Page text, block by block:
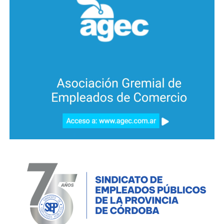
Alto Alegre 2; Bell Ville 1.
ESTADO DE LOS PACIENTES
lo que representa un 42,1 % del total de camas de los
sectores público y privado de la provincia Córdoba.
En las camas críticas para adultos Covid-19 se
SITUACIÓN NACIONAL